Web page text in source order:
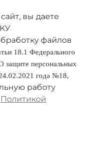
вы даете
файлов
18.1 Федерального
защите персональных
года №18,
работу
Политикой